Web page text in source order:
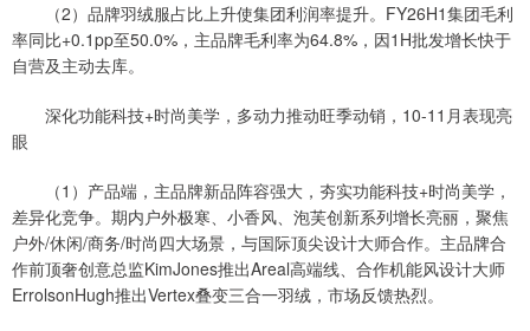
（2）品牌羽绒服占比上升使集团利润率提升。FY26H1集团毛利
率同比+0.1pp至50.0%，主品牌毛利率为64.8%，因1H批发增长快于
自营及主动去库。
深化功能科技+时尚美学，多动力推动旺季动销，10-11月表现亮
眼
（1）产品端，主品牌新品阵容强大，夯实功能科技+时尚美学，
差异化竞争。期内户外极寒、小香风、泡芙创新系列增长亮丽，聚焦
户外/休闲/商务/时尚四大场景，与国际顶尖设计大师合作。主品牌合
作前顶奢创意总监KimJones推出Areal高端线、合作机能风设计大师
ErrolsonHugh推出Vertex叠变三合一羽绒，市场反馈热烈。